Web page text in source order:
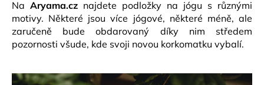
Na Aryama.cz najdete podložky na jógu s různými
motivy. Některé jsou více jógové, některé méně, ale
zaručeně bude obdarovaný díky nim středem
pozornosti všude, kde svoji novou korkomatku vybalí.
?